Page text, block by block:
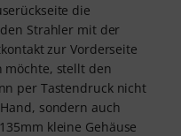
die
Strahler mit der
zur Vorderseite
möchte, stellt den
per Tastendruck nicht
sondern auch
kleine Gehäuse